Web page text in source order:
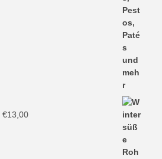
€13,00